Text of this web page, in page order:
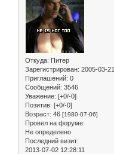
Откуда: Питер
Зарегистрирован: 2005-03-21
Приглашений: 0
Сообщений: 3546
Уважение: [+0/-0]
Позитив: [+0/-0]
Возраст: 46 [1980-07-06]
Провел на форуме:
Не определено
Последний визит:
2013-07-02 12:28:11